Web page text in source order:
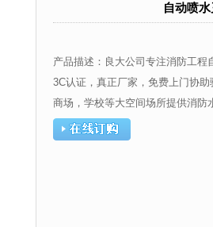
自动喷
产品描述：良大公司专注消防工程
3C认证，真正厂家，免费上门协
商场，学校等大空间场所提供消防